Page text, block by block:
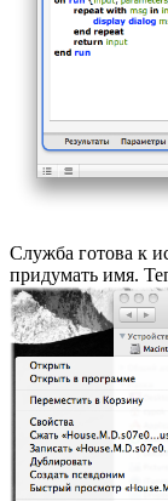
Служба готова к
придумать имя.